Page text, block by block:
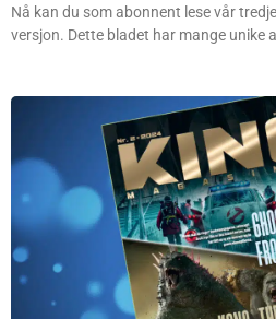
Nå kan du som abonnent lese vår
versjon. Dette bladet har mange unike